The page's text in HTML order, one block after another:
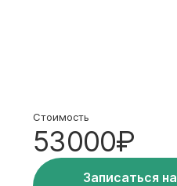
Стоимость
53000₽
Записаться на